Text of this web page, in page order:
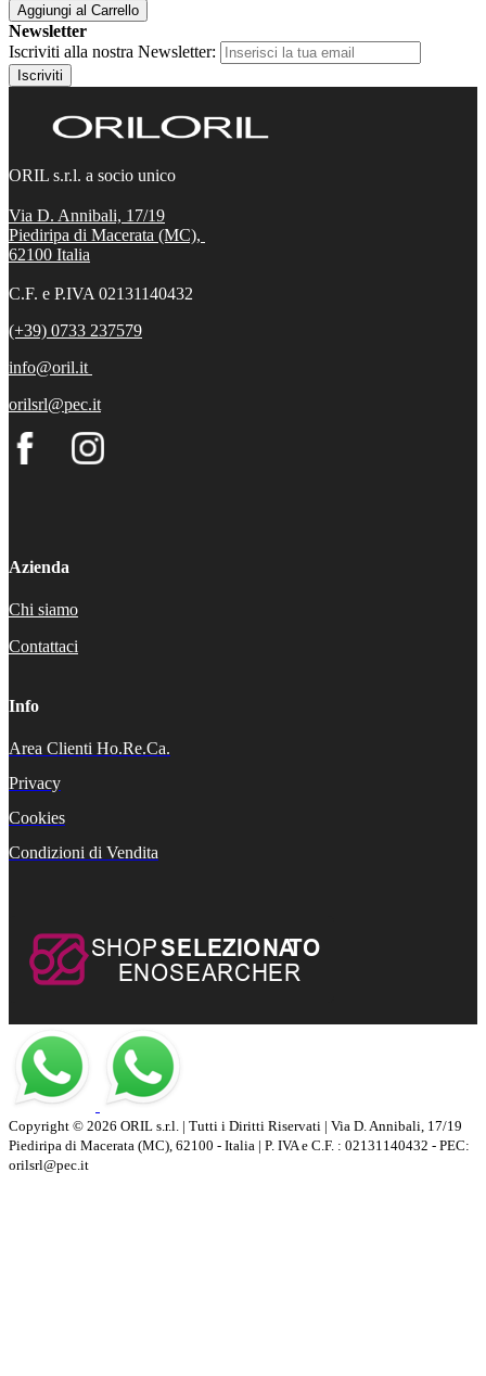
Aggiungi al Carrello
Newsletter
Iscriviti alla nostra Newsletter:
Iscriviti
ORIL s.r.l. a socio unico
Via D. Annibali, 17/19
Piediripa di Macerata (MC),
62100 Italia
C.F. e P.IVA 02131140432
(+39) 0733 237579
info@oril.it
orilsrl@pec.it
Azienda
Chi siamo
Contattaci
Info
Area Clienti Ho.Re.Ca.
Privacy
Cookies
Condizioni di Vendita
Copyright © 2026 ORIL s.r.l. | Tutti i Diritti Riservati | Via D. Annibali, 17/19
Piediripa di Macerata (MC), 62100 - Italia | P. IVA e C.F. : 02131140432 - PEC:
orilsrl@pec.it